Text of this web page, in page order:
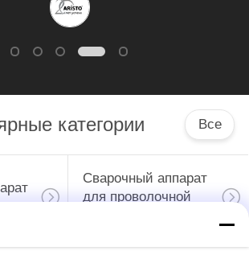
машины у
И они
помогали
для
новых
категории Все
Сварочный аппарат
для проволочной